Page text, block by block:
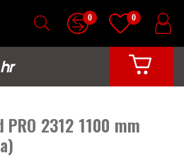
0 0
2312 1100 mm